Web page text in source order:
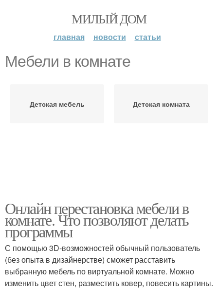
МИЛЫЙ ДОМ
главная новости статьи
Мебели в комнате
Детская мебель Детская комната
Онлайн перестановка мебели в
комнате. Что позволяют делать
программы
С помощью 3D-возможностей обычный пользователь
(без опыта в дизайнерстве) сможет расставить
выбранную мебель по виртуальной комнате. Можно
изменить цвет стен, разместить ковер, повесить картины.